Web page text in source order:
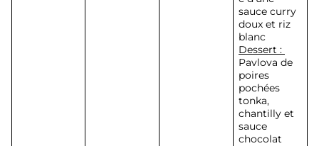
sauce curry
doux et riz
blanc
Dessert :
Pavlova de
poires
pochées
tonka,
chantilly et
sauce
chocolat